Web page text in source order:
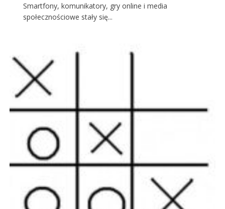
Smartfony, komunikatory, gry online i media
społecznościowe stały się...